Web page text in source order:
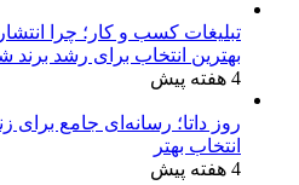
تبلیغات کسب و کار؛ چرا
بهترین انتخاب برای رشد
4 هفته پیش
روز داتا؛ رسانه‌ای جامع
انتخاب بهتر
4 هفته پیش